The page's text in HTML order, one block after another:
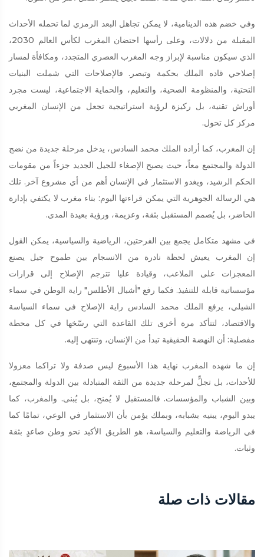
وفي خضم هذه الدينامية، لا يمكن تجاهل البعد الرمزي لما تحمله الأحداث
المقبلة من دلالات، وعلى رأسها احتضان المغرب لكأس العالم 2030،
الذي سيكون مناسبة لإبراز وجه المغرب العصري المتجدد، ومكافأة لمسار
إصلاحي قاده الملك بحكمة وتبصر. فالإصلاحات التي شملت البنيات
التحتية، والمنظومة الصحية، والتعليم، والحماية الاجتماعية، ليست مجرد
أوراش تقنية، بل ركيزة لرؤية استراتيجية تجعل من الإنسان المغربي
مركز كل تحول.
إن المغرب، كما أراده الملك محمد السادس، يدخل مرحلة جديدة من نضج
الدولة والمجتمع معاً، حيث يصبح الإصغاء للجيل الجديد جزءاً من مقومات
الحكم الرشيد، ويغدو الاستثمار في الإنسان أهم من أي مشروع آخر. تلك
هي الرسالة الجوهرية التي يمكن قراءتها اليوم: بناء مغرب لا يكتفي بإدارة
الحاضر، بل يُصمم المستقبل بثقة، وعزيمة، ورؤية بعيدة المدى.
في مشهد متكامل يجمع بين الفرحتين، الرياضية والسياسية، يمكن القول
إن المغرب يعيش لحظة نادرة من الانسجام بين طموح جيل يصنع
المعجزات على الملاعب، وقيادة عليا تترجم الإصلاح إلى قرارات
مؤسساتية قابلة للتنفيذ. فكما رفع "أشبال الأطلس" راية الوطن في سماء
الشيلي، يرفع الملك محمد السادس راية الإصلاح في سماء السياسة
والاقتصاد، لتتأكد مرة أخرى تلك القاعدة التي رسّخها في كل محطة
مفصلية: أن النهضة الحقيقية تبدأ من الإنسان، وتنتهي إليه.
إن ما شهده المغرب نهاية هذا الأسبوع ليس صدفة ولا تراكما معزولا
للأحداث، بل تجلٍّ لمرحلة جديدة من الثقة المتبادلة بين الدولة والمجتمع،
وبين الشباب والمؤسسات. فالمستقبل لا يُمنح، بل يُبنى. والمغرب، كما
يبدو اليوم، يبنيه بشبابه، وبملك يؤمن بأن الاستثمار في الوعي، تمامًا كما
في الرياضة والتعليم والسياسة، هو الطريق الأكيد نحو وطن صاعدٍ بثقة
وثبات.
مقالات ذات صلة